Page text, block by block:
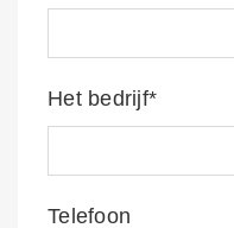
Het bedrijf*
Telefoon